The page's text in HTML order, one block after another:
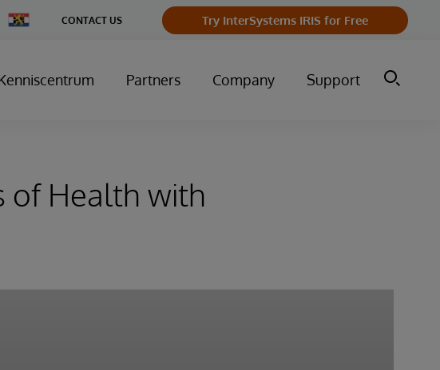
Change
Country
CONTACT US Try InterSystems IRIS for Free
Partners Company Support
of Health with